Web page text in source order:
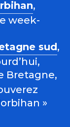
,
week-
sud,
Bretagne,
»